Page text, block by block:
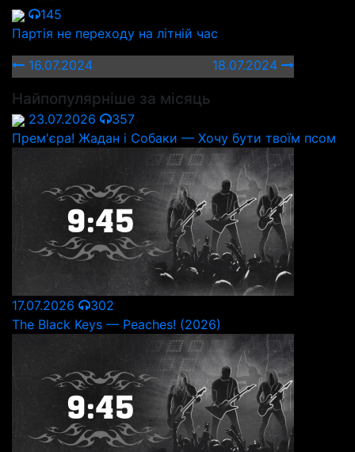
145
Партія не переходу на літній час
16.07.2024
18.07.2024
Найпопулярніше за місяць
23.07.2026
357
Прем'єра! Жадан і Собаки — Хочу бути твоїм псом
17.07.2026
302
The Black Keys — Peaches! (2026)